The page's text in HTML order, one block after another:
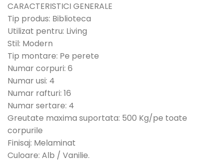
CARACTERISTICI GENERALE
Tip produs: Biblioteca
Utilizat pentru: Living
Stil: Modern
Tip montare: Pe perete
Numar corpuri: 6
Numar usi: 4
Numar rafturi: 16
Numar sertare: 4
Greutate maxima suportata: 500 Kg/pe toate
corpurile
Finisaj: Melaminat
Culoare: Alb / Vanilie.